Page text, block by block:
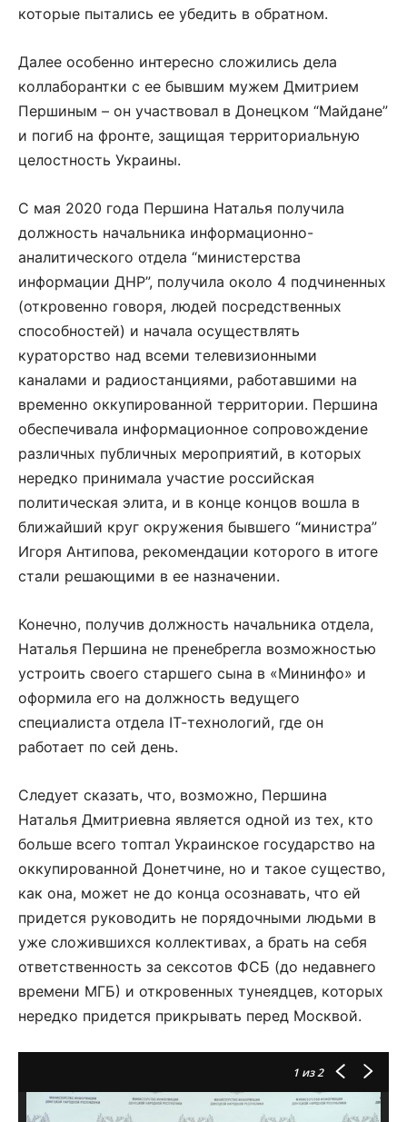
которые пытались ее убедить в обратном.
Далее особенно интересно сложились дела
коллаборантки с ее бывшим мужем Дмитрием
Першиным – он участвовал в Донецком “Майдане”
и погиб на фронте, защищая территориальную
целостность Украины.
С мая 2020 года Першина Наталья получила
должность начальника информационно-
аналитического отдела “министерства
информации ДНР”, получила около 4 подчиненных
(откровенно говоря, людей посредственных
способностей) и начала осуществлять
кураторство над всеми телевизионными
каналами и радиостанциями, работавшими на
временно оккупированной территории. Першина
обеспечивала информационное сопровождение
различных публичных мероприятий, в которых
нередко принимала участие российская
политическая элита, и в конце концов вошла в
ближайший круг окружения бывшего “министра”
Игоря Антипова, рекомендации которого в итоге
стали решающими в ее назначении.
Конечно, получив должность начальника отдела,
Наталья Першина не пренебрегла возможностью
устроить своего старшего сына в «Мининфо» и
оформила его на должность ведущего
специалиста отдела ІТ-технологий, где он
работает по сей день.
Следует сказать, что, возможно, Першина
Наталья Дмитриевна является одной из тех, кто
больше всего топтал Украинское государство на
оккупированной Донетчине, но и такое существо,
как она, может не до конца осознавать, что ей
придется руководить не порядочными людьми в
уже сложившихся коллективах, а брать на себя
ответственность за сексотов ФСБ (до недавнего
времени МГБ) и откровенных тунеядцев, которых
нередко придется прикрывать перед Москвой.
1 из 2